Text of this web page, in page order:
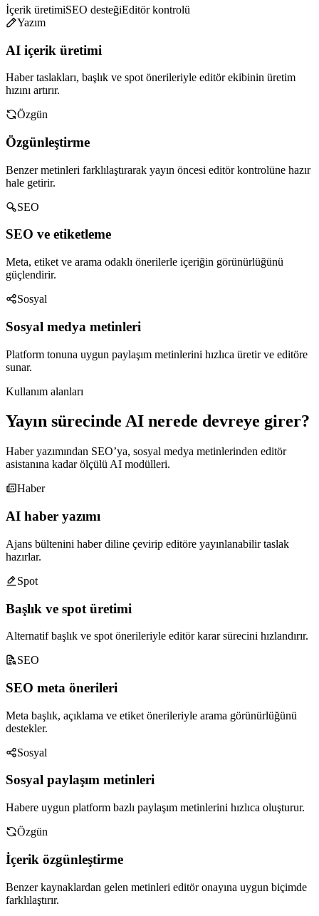
İçerik üretimiSEO desteğiEditör kontrolü
Yazım
AI içerik üretimi
Haber taslakları, başlık ve spot önerileriyle editör ekibinin üretim
hızını artırır.
Özgün
Özgünleştirme
Benzer metinleri farklılaştırarak yayın öncesi editör kontrolüne hazır
hale getirir.
SEO
SEO ve etiketleme
Meta, etiket ve arama odaklı önerilerle içeriğin görünürlüğünü
güçlendirir.
Sosyal
Sosyal medya metinleri
Platform tonuna uygun paylaşım metinlerini hızlıca üretir ve editöre
sunar.
Kullanım alanları
Yayın sürecinde AI nerede devreye girer?
Haber yazımından SEO’ya, sosyal medya metinlerinden editör
asistanına kadar ölçülü AI modülleri.
Haber
AI haber yazımı
Ajans bültenini haber diline çevirip editöre yayınlanabilir taslak
hazırlar.
Spot
Başlık ve spot üretimi
Alternatif başlık ve spot önerileriyle editör karar sürecini hızlandırır.
SEO
SEO meta önerileri
Meta başlık, açıklama ve etiket önerileriyle arama görünürlüğünü
destekler.
Sosyal
Sosyal paylaşım metinleri
Habere uygun platform bazlı paylaşım metinlerini hızlıca oluşturur.
Özgün
İçerik özgünleştirme
Benzer kaynaklardan gelen metinleri editör onayına uygun biçimde
farklılaştırır.